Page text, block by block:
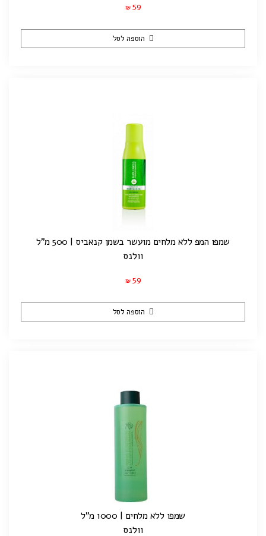
₪ 59
הוספה לסל
שמפו המפ ללא מלחים מועשר בשמן קנאביס | 500 מ"ל
וולנס
₪ 59
הוספה לסל
שמפו ללא מלחים | 1000 מ"ל
וולנס